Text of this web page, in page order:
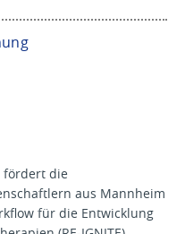
fördert die
aus Mannheim
für die Entwicklung